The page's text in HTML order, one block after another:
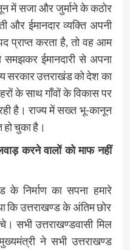
में सजा और जुर्माने के कठोर
और ईमानदार व्यक्ति अपनी
प्राप्त करता है, तो वह आम
ईमानदारी से अपना
सरकार उत्तराखंड को देश का
के साथ गाँवों के विकास पर
है। राज्य में सख्त भू-कानून
हो चुका है।
करने वालों को माफ नहीं
के निर्माण का सपना हमारे
कि उत्तराखण्ड के अंतिम छोर
सभी उत्तराखण्डवासी मिल
ने सभी उत्तराखण्ड